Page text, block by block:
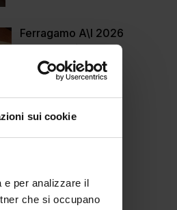
sui cookie
e per analizzare il
che si occupano
Ferragamo A\I 2026
By Francesca Di Fano